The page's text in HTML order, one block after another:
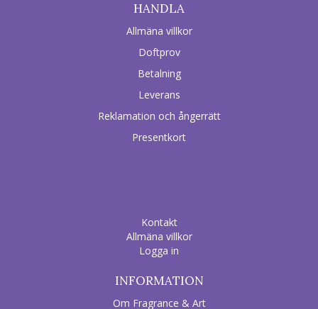
HANDLA
Allmäna villkor
Doftprov
Betalning
Leverans
Reklamation och ångerrätt
Presentkort
Kontakt
Allmäna villkor
Logga in
INFORMATION
Om Fragrance & Art